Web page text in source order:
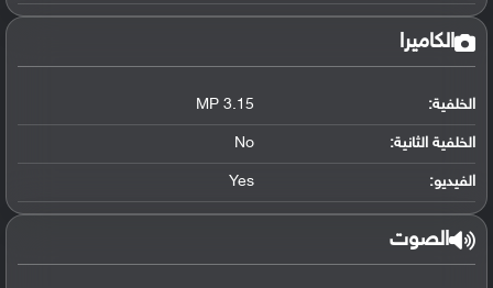
الكاميرا
الخلفية: 3.15 MP
الخلفية الثانية: No
الفيديو: Yes
الصوت